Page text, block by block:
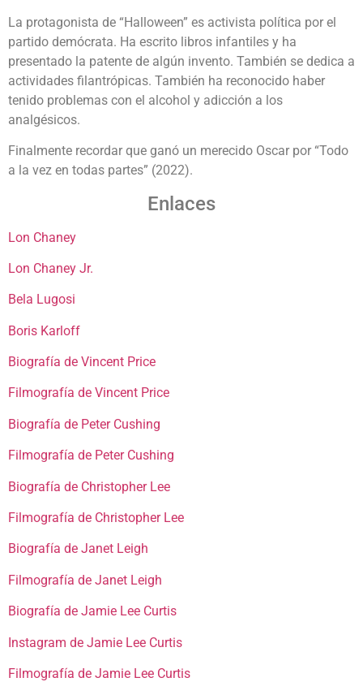
La protagonista de “Halloween” es activista política por el
partido demócrata. Ha escrito libros infantiles y ha
presentado la patente de algún invento. También se dedica a
actividades filantrópicas. También ha reconocido haber
tenido problemas con el alcohol y adicción a los
analgésicos.
Finalmente recordar que ganó un merecido Oscar por “Todo
a la vez en todas partes” (2022).
Enlaces
Lon Chaney
Lon Chaney Jr.
Bela Lugosi
Boris Karloff
Biografía de Vincent Price
Filmografía de Vincent Price
Biografía de Peter Cushing
Filmografía de Peter Cushing
Biografía de Christopher Lee
Filmografía de Christopher Lee
Biografía de Janet Leigh
Filmografía de Janet Leigh
Biografía de Jamie Lee Curtis
Instagram de Jamie Lee Curtis
Filmografía de Jamie Lee Curtis